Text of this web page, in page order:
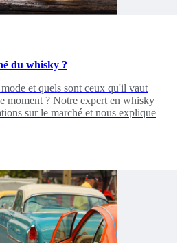
du whisky ?
et quels sont ceux qu'il vaut
moment ? Notre expert en whisky
sur le marché et nous explique